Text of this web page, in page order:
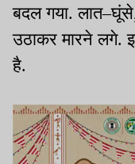
बदल गया.
उठाकर मारने लगे.
है.